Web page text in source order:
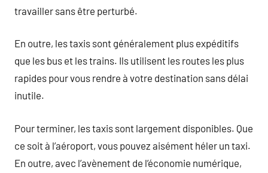
travailler sans être perturbé.
En outre, les taxis sont généralement plus expéditifs
que les bus et les trains. Ils utilisent les routes les plus
rapides pour vous rendre à votre destination sans délai
inutile.
Pour terminer, les taxis sont largement disponibles. Que
ce soit à l’aéroport, vous pouvez aisément héler un taxi.
En outre, avec l’avènement de l’économie numérique,